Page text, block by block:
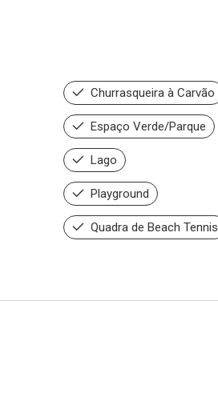
Churrasqueira à Carvão
Espaço Verde/Parque
Lago
Playground
Quadra de Beach Tennis